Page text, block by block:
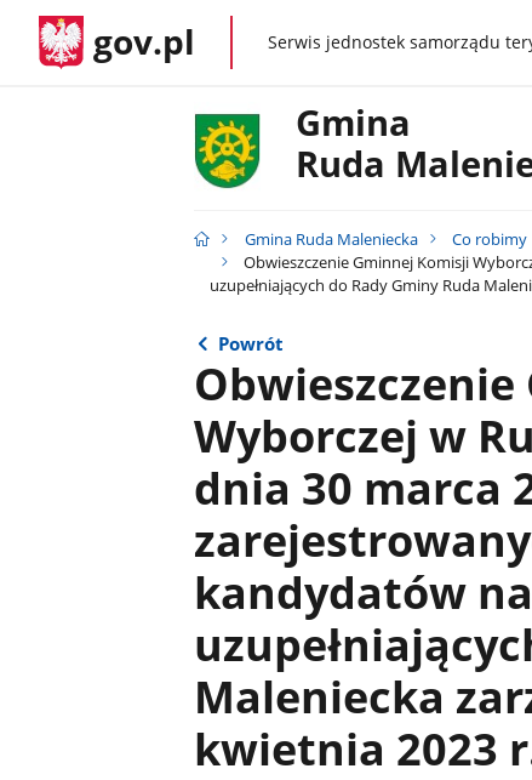
gov.pl gov.plSerwis jednostek samorządu
Gmina
Ruda
Gmina Ruda Maleniecka Co robimy
Obwieszczenie Gminnej Komisji
uzupełniających do Rady Gminy Ruda
Powrót
Wyborczej w
dnia 30 marca
kandydatów
Maleniecka
kwietnia 2023